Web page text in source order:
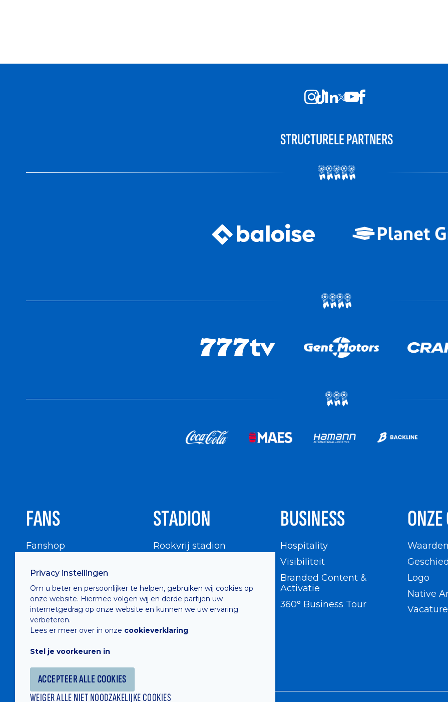
Privacy instellingen
Om u beter en persoonlijker te helpen, gebruiken wij cookies op
onze website. Hiermee volgen wij en derde partijen uw
internetgedrag op onze website en kunnen we uw ervaring
verbeteren.
Lees er meer over in onze cookieverklaring.
Stel je voorkeuren in
ACCEPTEER ALLE COOKIES
WEIGER ALLE NIET NOODZAKELIJKE COOKIES
STRUCTURELE PARTNERS
FANS
Fanshop
Supportersraad
Buffalo Kids Club
Supportersfederatie
Supportersclubs
Fotoalbums
STADION
Rookvrij stadion
BUSINESS
Hospitality
Visibiliteit
Branded Content &
Activatie
360° Business Tour
Waarden
Logo
Native